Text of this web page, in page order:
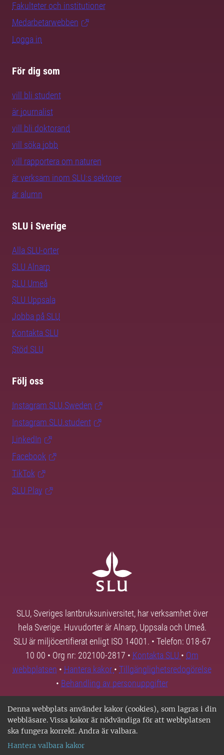
Denna webbplats använder kakor (cookies), som lagras i din
webbläsare. Vissa kakor är nödvändiga för att webbplatsen
ska fungera korrekt. Andra är valbara.
Hantera valbara kakor
Fakulteter och institutioner
Medarbetarwebben
Logga in
För dig som
vill bli student
är journalist
vill bli doktorand
vill söka jobb
vill rapportera om naturen
är verksam inom SLU:s sektorer
är alumn
SLU i Sverige
Alla SLU-orter
SLU Alnarp
SLU Umeå
SLU Uppsala
Jobba på SLU
Kontakta SLU
Stöd SLU
Följ oss
Instagram SLU.Sweden
Instagram SLU.student
LinkedIn
Facebook
TikTok
SLU Play
SLU, Sveriges lantbruksuniversitet, har verksamhet över
hela Sverige. Huvudorter är Alnarp, Uppsala och Umeå.
SLU är miljöcertifierat enligt ISO 14001. • Telefon: 018-67
10 00 • Org nr: 202100-2817 • Kontakta SLU • Om
webbplatsen • Hantera kakor • Tillgänglighetsredogörelse
• Behandling av personuppgifter